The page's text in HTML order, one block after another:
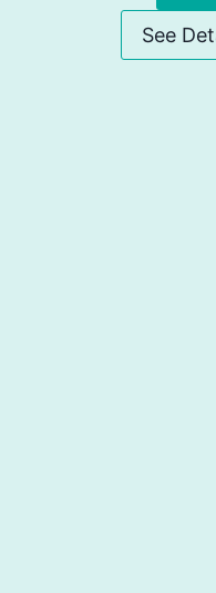
See